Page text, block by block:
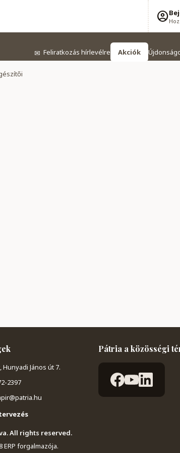
✉ Feliratkozás hírlevélre Akciók
Hunyadi János út 7.
2397
Pátria a közösségi
All rights reserved.
ERP forgalmazója.